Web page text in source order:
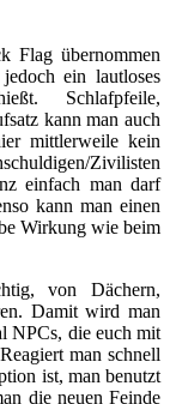
Flag übernommen
ein lautloses
Schlafpfeile,
kann man auch
mittlerweile kein
Zivilisten
einfach man darf
kann man einen
Wirkung wie beim
von Dächern,
Damit wird man
NPCs, die euch mit
man schnell
ist, man benutzt
die neuen Feinde